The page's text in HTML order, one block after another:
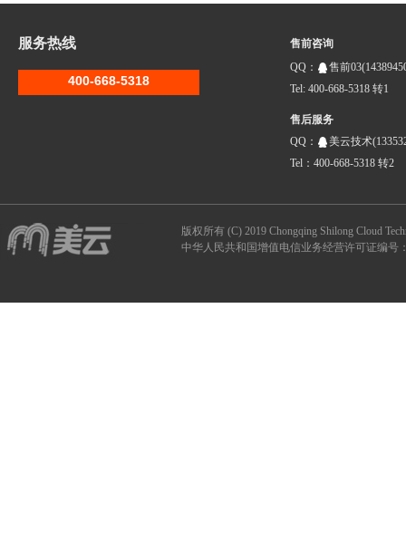
服务热线
400-668-5318
售前咨询
QQ：
售前
Tel: 400-668-5318 转1
售后服务
QQ：
美云技术
Tel：400-668-5318 转2
版权所有 (C) 2019 Chongqing Shilong Cloud
中华人民共和国增值电信业务经营许可证编号